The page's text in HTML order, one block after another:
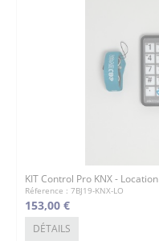
KIT Control Pro KNX - Location
Réference : 7BJ19-KNX-LO
153,00 €
DÉTAILS